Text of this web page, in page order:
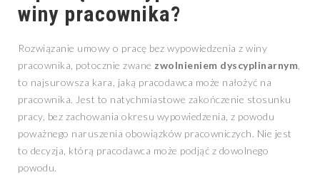
winy pracownika?
Rozwiązanie umowy o pracę bez wypowiedzenia z winy
pracownika, potocznie zwane zwolnieniem dyscyplinarnym
to najsurowsza kara, jaką pracodawca może nałożyć na
pracownika. Jest to natychmiastowe zakończenie stosunku
pracy, bez zachowania okresu wypowiedzenia, z powodu
poważnego naruszenia obowiązków pracowniczych. Nie jest
to decyzja, którą pracodawca może podjąć z dowolnego
powodu.